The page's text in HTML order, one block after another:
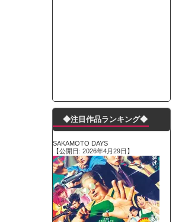
◆注目作品ランキング◆
SAKAMOTO DAYS
【公開日: 2026年4月29日】